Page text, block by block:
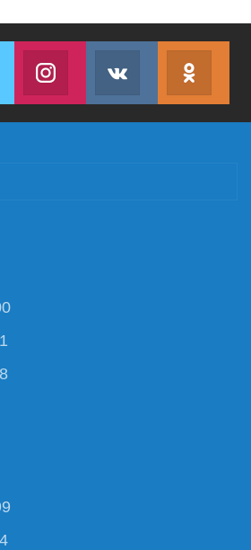
Twitter
Join us on TwitterJoin us on Instagram
Abonează-te